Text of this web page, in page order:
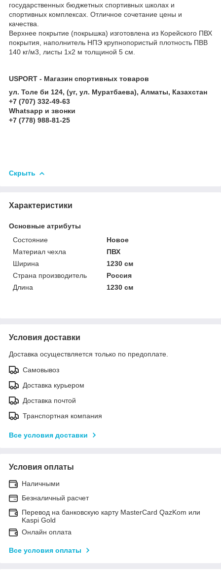
государственных бюджетных спортивных школах и
спортивных комплексах. Отличное сочетание цены и
качества.
Верхнее покрытие (покрышка) изготовлена из Корейского ПВХ
покрытия, наполнитель НПЭ крупнопористый плотность ПВВ
140 кг/м3, листы 1х2 м толщиной 5 см.
USPORT - Магазин спортивных товаров
ул. Толе би 124, (уг, ул. Муратбаева), Алматы, Казахстан
+7 (707) 332-49-63
Whatsapp и звонки
+7 (778) 988-81-25
Скрыть
Характеристики
Основные атрибуты
Состояние
Новое
Материал чехла
ПВХ
Ширина
1230 см
Страна производитель
Россия
Длина
1230 см
Условия доставки
Доставка осуществляется только по предоплате.
Самовывоз
Доставка курьером
Доставка почтой
Транспортная компания
Все условия доставки
Условия оплаты
Наличными
Безналичный расчет
Перевод на банковскую карту MasterCard QazKom или
Kaspi Gold
Онлайн оплата
Все условия оплаты